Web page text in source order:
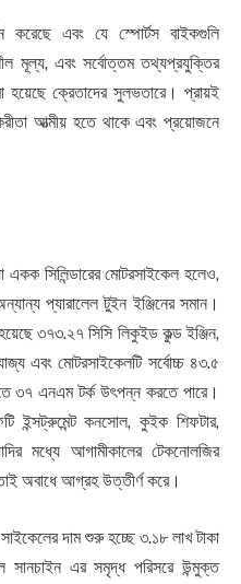
করেছে এবং যে স্পোর্টস বাইকগুলি
মূল্য, এবং সর্বোত্তম তথ্যপ্রযুক্তির
হয়েছে ক্রেতাদের সুলভতারে। প্রায়ই
আত্মীয় হতে থাকে এবং প্রয়োজনে
সিলিন্ডারের মোটরসাইকেল হলেও,
প্যারালেল টুইন ইঞ্জিনের সমান।
৩৭৩.২৭ সিসি লিকুইড কুল্ড ইঞ্জিন,
এবং মোটরসাইকেলটি সর্বোচ্চ ৪৩.৫
৩৭ এনএম টর্ক উৎপন্ন করতে পারে।
ইন্সট্রুমেন্ট কনসোল, কুইক শিফটার,
মধ্যে আগামীকালের টেকনোলজির
অবাধে আগ্রহ উত্তীর্ণ করে।
দাম শুরু হচ্ছে ৩.১৮ লাখ টাকা
এর সমৃদ্ধ পরিসরে উন্মুক্ত